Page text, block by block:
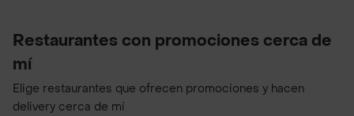
Restaurantes con promociones cerca de
mí
Elige restaurantes que ofrecen promociones y hacen
delivery cerca de mí